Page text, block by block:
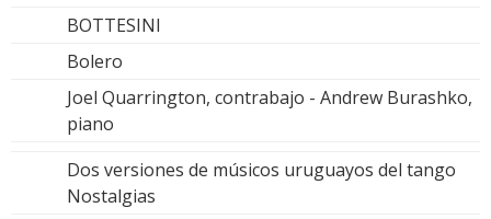
BOTTESINI
Bolero
Joel Quarrington, contrabajo - Andrew Burashko,
piano
Dos versiones de músicos uruguayos del tango
Nostalgias